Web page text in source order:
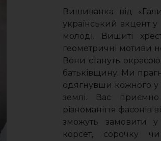
Вишиванка від
український акцент
молоді. Вишиті
геометричні мотиви
Вони стануть
батьківщину. Ми
одягнувши кожного у
землі. Вас приємно
різноманіття фасонів
зможуть замовити у
корсет, сорочку